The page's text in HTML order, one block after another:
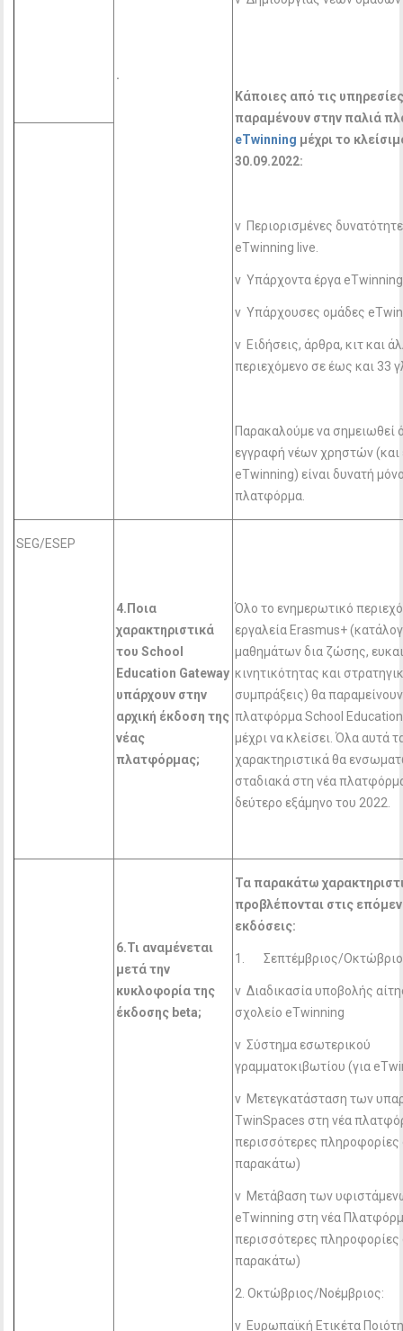
.
Κάποιες από τις
παραμένουν στην παλιά
eTwinning μέχρι το
30.09.2022:
v Περιορισμένες
eTwinning live.
v Υπάρχοντα έργα eTwinning
v Υπάρχουσες ομάδες
v Ειδήσεις, άρθρα, κιτ και
περιεχόμενο σε έως και 33
Παρακαλούμε να σημειωθεί
εγγραφή νέων χρηστών
eTwinning) είναι δυνατή
πλατφόρμα.
SEG/ESEP
4.Ποια
χαρακτηριστικά
του School
Education Gateway
υπάρχουν στην
αρχική έκδοση της
νέας
πλατφόρμας;
Όλο το ενημερωτικό
εργαλεία Erasmus+
μαθημάτων δια ζώσης,
κινητικότητας και
συμπράξεις) θα
πλατφόρμα School
μέχρι να κλείσει. Όλα αυτά
χαρακτηριστικά θα
σταδιακά στη νέα
δεύτερο εξάμηνο του 2022.
6.Τι αναμένεται
μετά την
κυκλοφορία της
έκδοσης beta;
Τα παρακάτω
προβλέπονται στις
εκδόσεις:
1. Σεπτέμβριος/
v Διαδικασία υποβολής
σχολείο eTwinning
v Σύστημα εσωτερικού
γραμματοκιβωτίου (για
v Μετεγκατάσταση των
TwinSpaces στη νέα
περισσότερες πληροφορίες
παρακάτω)
v Μετάβαση των
eTwinning στη νέα
περισσότερες πληροφορίες
παρακάτω)
2. Οκτώβριος/Νοέμβριος:
v Ευρωπαϊκή Ετικέτα